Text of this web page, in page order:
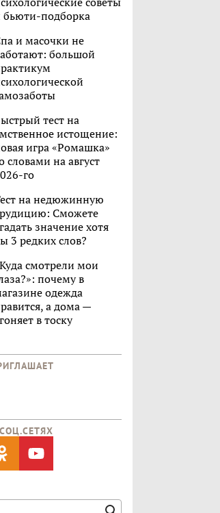
бьюти-подборка
и масочки не
большой
тест на
истощение:
игра «Ромашка»
словами на август
го
на недюжинную
Сможете
значение хотя
3 редких слов?
смотрели мои
почему в
одежда
а дома —
в тоску
CОЦ.СЕТЯХ